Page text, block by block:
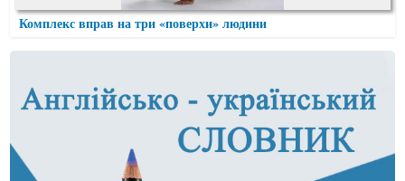
Комплекс вправ на три «поверхи» людини